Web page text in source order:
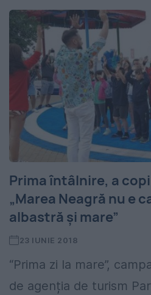
Prima întâlnire, a
„Marea Neagră nu e
albastră și mare”
23 IUNIE 2018
“Prima zi la mare”,
de agenția de turism